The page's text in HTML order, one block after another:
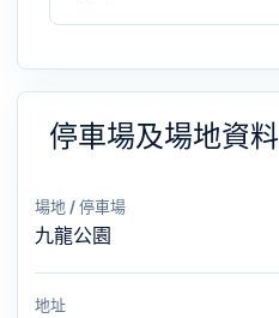
停車場及場地資料
場地 / 停車場
九龍公園
地址